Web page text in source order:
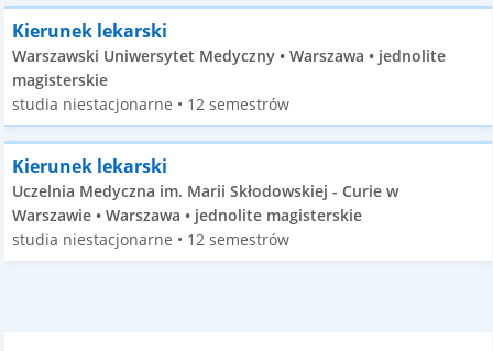
Kierunek lekarski
Warszawski Uniwersytet Medyczny • Warszawa • jednolite
magisterskie
studia niestacjonarne • 12 semestrów
Kierunek lekarski
Uczelnia Medyczna im. Marii Skłodowskiej - Curie w
Warszawie • Warszawa • jednolite magisterskie
studia niestacjonarne • 12 semestrów